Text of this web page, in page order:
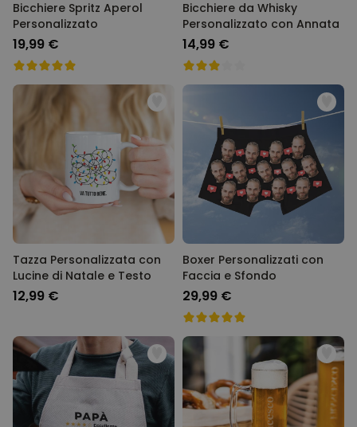
Bicchiere Spritz Aperol
Personalizzato
19,99 €
Bicchiere da Whisky
Personalizzato con Annata
14,99 €
Tazza Personalizzata con
Lucine di Natale e Testo
12,99 €
Boxer Personalizzati con
Faccia e Sfondo
29,99 €